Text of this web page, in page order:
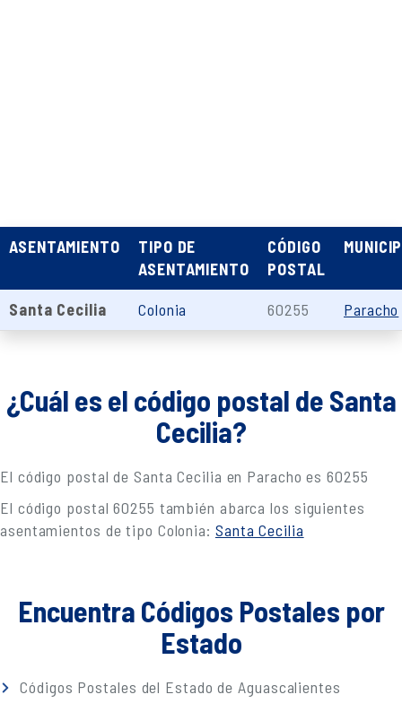
ASENTAMIENTO
TIPO DE
ASENTAMIENTO
CÓDIGO
POSTAL
Santa Cecilia Colonia 60255 Paracho
¿Cuál es el código postal de Santa
Cecilia?
El código postal de Santa Cecilia en Paracho es 60255
El código postal 60255 también abarca los siguientes
asentamientos de tipo Colonia: Santa Cecilia
Encuentra Códigos Postales por
Estado
Códigos Postales del Estado de Aguascalientes